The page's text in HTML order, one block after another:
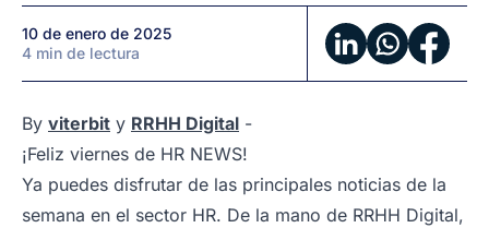
minuto
(by
viterbit
RRHH
Digital)
10 de enero de 2025
4 min de lectura
By viterbit y RRHH Digital -
¡Feliz viernes de HR NEWS!
Ya puedes disfrutar de las principales noticias de la
semana en el sector HR. De la mano de RRHH Digital,